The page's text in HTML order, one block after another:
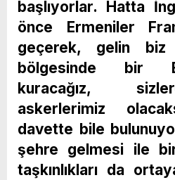
başlıyorlar. Hatta
önce Ermeniler
geçerek, gelin biz
bölgesinde bir
kuracağız,
askerlerimiz
davette bile
şehre gelmesi ile
taşkınlıkları da